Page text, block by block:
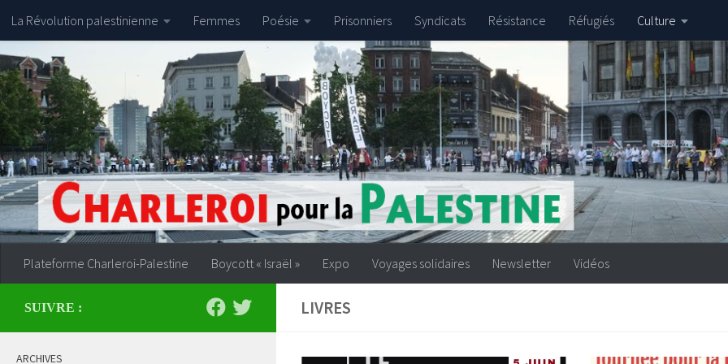
Skip to content
La Révolution palestinienne Femmes Poésie Prisonniers Syndicats Résistance Réfugiés Culture
Plateforme Charleroi-Palestine Boycott « Israël » Expo Voyages solidaires Newsletter Vidéos
LIVRES
SUIVRE :
ARCHIVES